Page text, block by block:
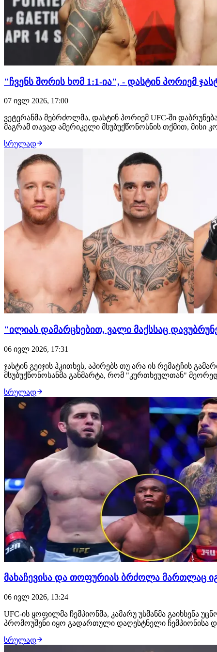
"ჩვენს შორის ხომ 1:1-ია", - დასტინ პორიემ
07 ივლ 2026, 17:00
ვეტერანმა მებრძოლმა, დასტინ პორიემ UFC-ში
მაგრამ თავად ამერიკელი მსუბუქწონოსნის თქმით, მისი
სრულად
"ილიას დამარცხებით, ვალი მაქსსაც
06 ივლ 2026, 17:31
ჯასტინ გეიჯის ჰკითხეს, აპირებს თუ არა ის რემატჩის
მსუბუქწონოსანმა განმარტა, რომ "კურთხეულთან" მეორედ
სრულად
მახაჩევისა და თოფურიას ბრძოლა მართლაც
06 ივლ 2026, 13:24
UFC-ის ყოფილმა ჩემპიონმა, კამარუ უსმანმა გაიხსენა
პრომოუშენი იყო გადართული დაღესტნელი ჩემპიონისა
სრულად